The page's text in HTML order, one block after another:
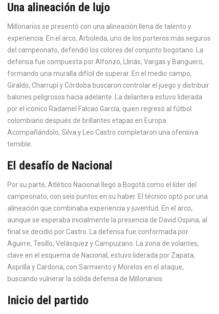
Una alineación de lujo
Millonarios se presentó con una alineación llena de talento y
experiencia. En el arco, Arboleda, uno de los porteros más seguros
del campeonato, defendió los colores del conjunto bogotano. La
defensa fue compuesta por Alfonzo, Llinás, Vargas y Banguero,
formando una muralla difícil de superar. En el medio campo,
Giraldo, Charrupí y Córdoba buscaron controlar el juego y distribuir
balones peligrosos hacia adelante. La delantera estuvo liderada
por el icónico Radamel Falcao García, quien regresó al fútbol
colombiano después de brillantes etapas en Europa.
Acompañándolo, Silva y Leo Castro completaron una ofensiva
temible.
El desafío de Nacional
Por su parte, Atlético Nacional llegó a Bogotá como el líder del
campeonato, con seis puntos en su haber. El técnico optó por una
alineación que combinaba experiencia y juventud. En el arco,
aunque se esperaba inicialmente la presencia de David Ospina, al
final se decidió por Castro. La defensa fue conformada por
Aguirre, Tesillo, Velásquez y Campuzano. La zona de volantes,
clave en el esquema de Nacional, estuvo liderada por Zapata,
Asprilla y Cardona, con Sarmiento y Morelos en el ataque,
buscando vulnerar la sólida defensa de Millonarios.
Inicio del partido